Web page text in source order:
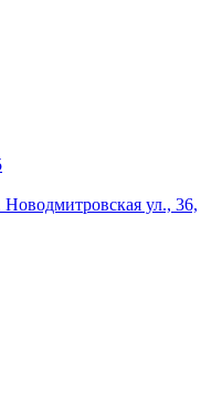
Новодмитровская ул., 36,